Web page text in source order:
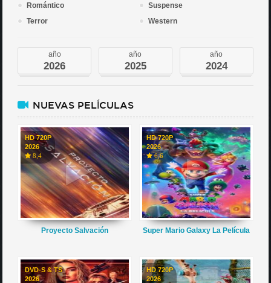
Romántico
Suspense
Terror
Western
año
2026
año
2025
año
2024
NUEVAS PELÍCULAS
HD 720P
2026
8,4
Proyecto Salvación
HD 720P
2026
6,6
Super Mario Galaxy La Película
DVD-S & TS
2026
HD 720P
2026